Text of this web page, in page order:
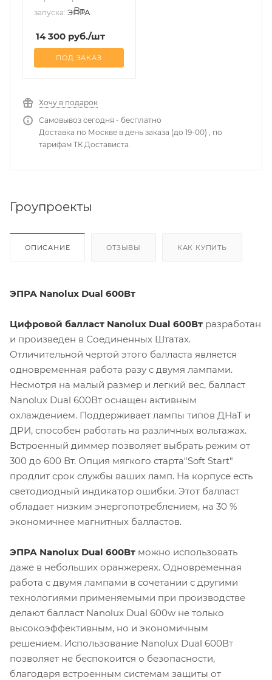
запуска: ЭПРА
14 300 руб./шт
ПОД ЗАКАЗ
Хочу в подарок
Самовывоз сегодня - бесплатно
Доставка по Москве в день заказа (до 19-00) , по
тарифам ТК Достависта.
Гроупроекты
ОПИСАНИЕ ОТЗЫВЫ КАК КУПИТЬ
ЭПРА Nanolux Dual 600Вт
Цифровой балласт Nanolux Dual 600Вт разработан
и произведен в Соединенных Штатах.
Отличительной чертой этого балласта является
одновременная работа разу с двумя лампами.
Несмотря на малый размер и легкий вес, балласт
Nanolux Dual 600Вт оснащен активным
охлаждением. Поддерживает лампы типов ДНаТ и
ДРИ, способен работать на различных вольтажах.
Встроенный диммер позволяет выбрать режим от
300 до 600 Вт. Опция мягкого старта"Soft Start"
продлит срок службы ваших ламп. На корпусе есть
светодиодный индикатор ошибки. Этот балласт
обладает низким энергопотреблением, на 30 %
экономичнее магнитных балластов.
ЭПРА Nanolux Dual 600Вт можно использовать
даже в небольших оранжереях. Одновременная
работа с двумя лампами в сочетании с другими
технологиями применяемыми при производстве
делают балласт Nanolux Dual 600w не только
высокоэффективным, но и экономичным
решением. Использование Nanolux Dual 600Вт
позволяет не беспокоится о безопасности,
благодаря встроенным системам защиты от